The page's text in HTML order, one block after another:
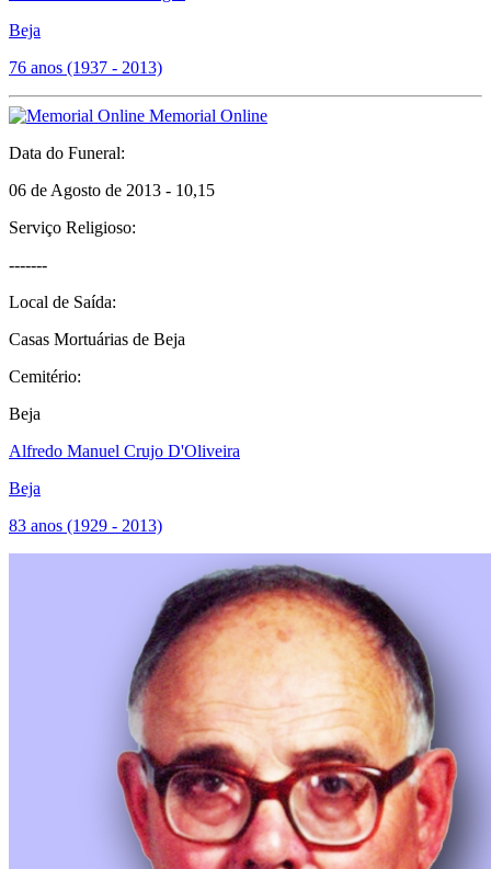
Beja
76 anos (1937 - 2013)
Memorial Online
Data do Funeral:
06 de Agosto de 2013 - 10,15
Serviço Religioso:
-------
Local de Saída:
Casas Mortuárias de Beja
Cemitério:
Beja
Alfredo Manuel Crujo D'Oliveira
Beja
83 anos (1929 - 2013)